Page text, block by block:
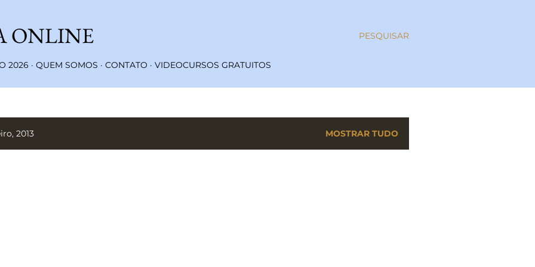
PESQUISAR
ONLINE
2026 QUEM SOMOS CONTATO VIDEOCURSOS GRATUITOS
2013 MOSTRAR TUDO